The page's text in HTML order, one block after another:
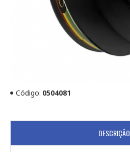
Código: 0504081
DESCRIÇÃO